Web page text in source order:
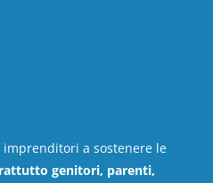
imprenditori a sostenere le
genitori, parenti,